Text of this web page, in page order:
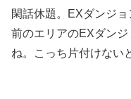
閑話休題。EXダンジョ
前のエリアのEXダン
ね。こっち片付けない